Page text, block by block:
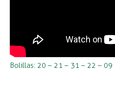
Bolillas: 20 – 21 – 31 – 22 – 09